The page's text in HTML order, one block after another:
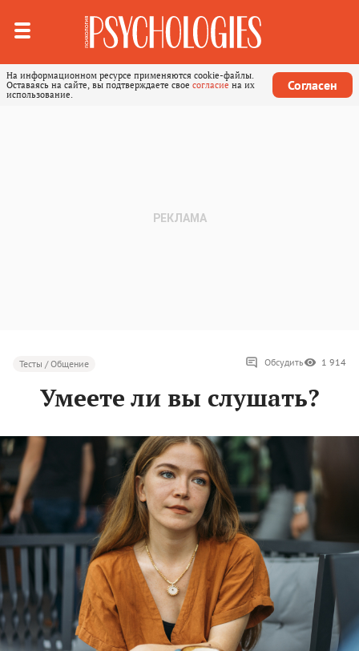
На информационном ресурсе применяются cookie-файлы.
Оставаясь на сайте, вы подтверждаете свое согласие на их
использование.
Согласен
Тесты / Общение Обсудить 1 914
Умеете ли вы слушать?